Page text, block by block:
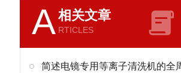
A相关文章
RTICLES
简述电镜专用等离子清洗机的全